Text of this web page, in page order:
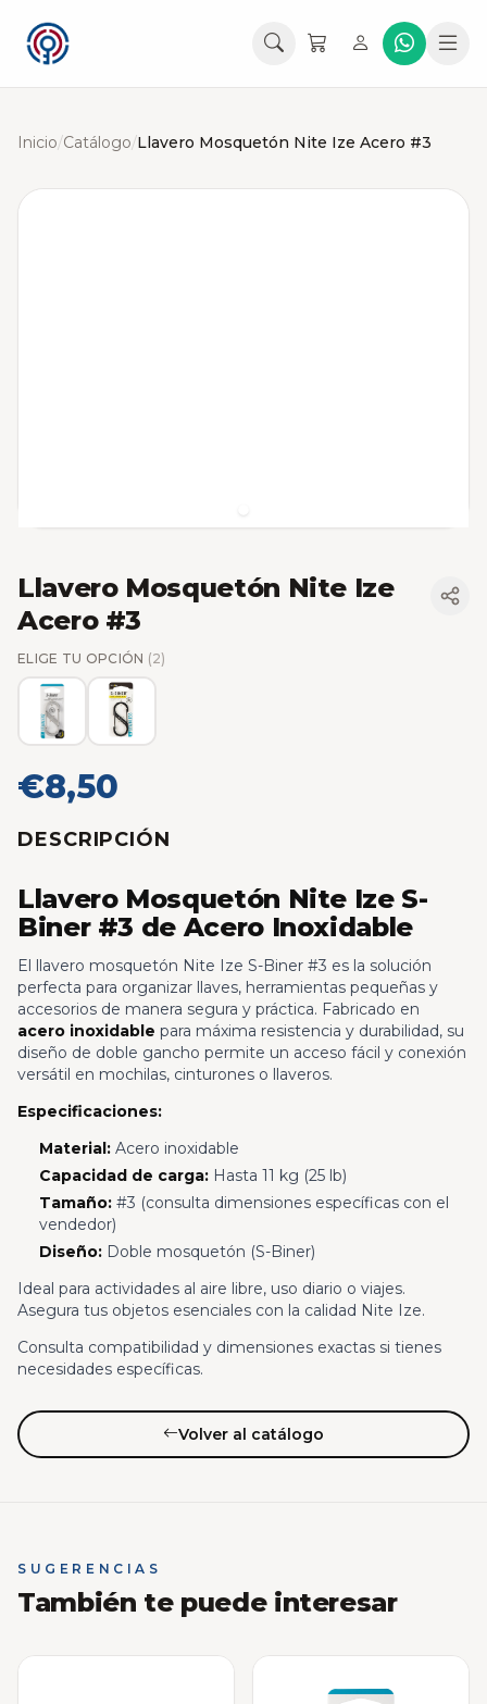
Inicio/Catálogo/Llavero Mosquetón Nite Ize Acero #3
Llavero Mosquetón Nite Ize
Acero #3
ELIGE TU OPCIÓN (2)
€8,50
DESCRIPCIÓN
Llavero Mosquetón Nite Ize S-
Biner #3 de Acero Inoxidable
El llavero mosquetón Nite Ize S-Biner #3 es la solución
perfecta para organizar llaves, herramientas pequeñas y
accesorios de manera segura y práctica. Fabricado en
acero inoxidable para máxima resistencia y durabilidad, su
diseño de doble gancho permite un acceso fácil y conexión
versátil en mochilas, cinturones o llaveros.
Especificaciones:
Material:Acero inoxidable
Capacidad de carga:Hasta 11 kg (25 lb)
Tamaño:#3 (consulta dimensiones específicas con el
vendedor)
Diseño:Doble mosquetón (S-Biner)
Ideal para actividades al aire libre, uso diario o viajes.
Asegura tus objetos esenciales con la calidad Nite Ize.
Consulta compatibilidad y dimensiones exactas si tienes
necesidades específicas.
Volver al catálogo
SUGERENCIAS
También te puede interesar